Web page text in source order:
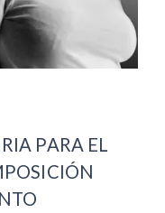
PARA EL